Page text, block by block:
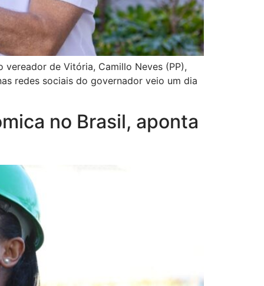
de Vitória, Camillo Neves (PP),
redes sociais do governador veio um dia
no Brasil, aponta